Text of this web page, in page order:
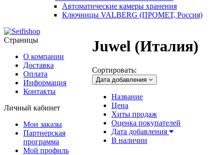
Автоматические камеры хранения
Ключницы VALBERG (ПРОМЕТ, Россия)
Juwel (Италия)
Сортировать:
Дата добавления
Название
Цена
Хиты продаж
Оценка покупателей
Дата добавления
В наличии
Страницы
О компании
Доставка
Оплата
Информация
Контакты
Личный кабинет
Мои заказы
Партнерская
программа
Мой профиль